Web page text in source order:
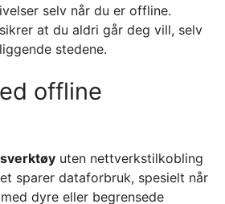
selv når du er offline.
at du aldri går deg vill, selv
stedene.
offline
uten nettverkstilkobling
sparer dataforbruk, spesielt når
dyre eller begrensede